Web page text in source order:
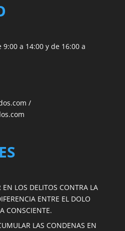
9:00 a 14:00 y de 16:00 a
/
LOS DELITOS CONTRA LA
ENTRE EL DOLO
CONSCIENTE.
LAS CONDENAS EN